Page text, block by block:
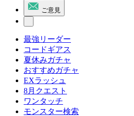
ご意見
最強リーダー
コードギアス
夏休みガチャ
おすすめガチャ
EXラッシュ
8月クエスト
ワンタッチ
モンスター検索